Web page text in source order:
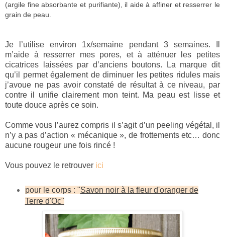
(argile fine absorbante et purifiante), il aide à affiner et resserrer le
grain de peau.
Je l’utilise environ 1x/semaine pendant 3 semaines. Il
m’aide à resserrer mes pores, et à atténuer les petites
cicatrices laissées par d’anciens boutons. La marque dit
qu’il permet également de diminuer les petites ridules mais
j’avoue ne pas avoir constaté de résultat à ce niveau, par
contre il unifie clairement mon teint. Ma peau est lisse et
toute douce après ce soin.
Comme vous l’aurez compris il s’agit d’un peeling végétal, il
n’y a pas d’action « mécanique », de frottements etc… donc
aucune rougeur une fois rincé !
Vous pouvez le retrouver ici
pour le corps : "Savon noir à la fleur d'oranger de
Terre d'Oc"